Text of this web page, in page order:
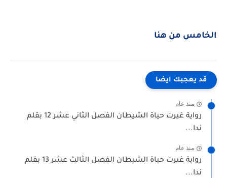
الخامس من هنا
قد يعجبك ايضا
منذ عام
رواية غيرت حياة الشيطان الفصل الثاني عشر 12 بقلم
ندا...
منذ عام
رواية غيرت حياة الشيطان الفصل الثالث عشر 13 بقلم
ندا...